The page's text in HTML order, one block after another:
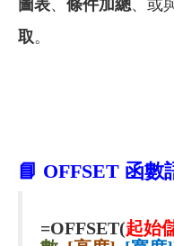
圖表、 條件加總、或
取。
📘 OFFSET 函數
=OFFSET(起始